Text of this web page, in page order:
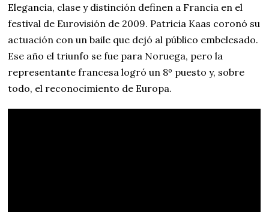
Elegancia, clase y distinción definen a Francia en el
festival de Eurovisión de 2009. Patricia Kaas coronó su
actuación con un baile que dejó al público embelesado.
Ese año el triunfo se fue para Noruega, pero la
representante francesa logró un 8º puesto y, sobre
todo, el reconocimiento de Europa.